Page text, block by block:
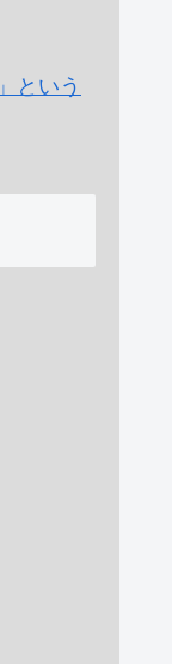
という